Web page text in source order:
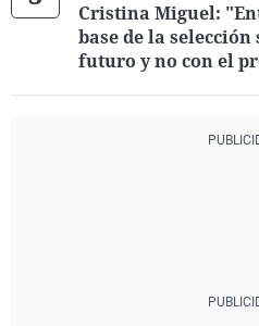
Cristina Miguel:
base de la
futuro y no con el